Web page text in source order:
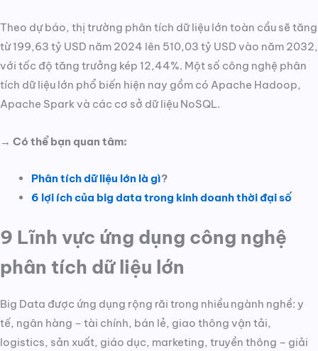
Theo dự báo, thị trường phân tích dữ liệu lớn toàn cầu sẽ tăng
từ 199,63 tỷ USD năm 2024 lên 510,03 tỷ USD vào năm 2032,
với tốc độ tăng trưởng kép 12,44%. Một số công nghệ phân
tích dữ liệu lớn phổ biến hiện nay gồm có Apache Hadoop,
Apache Spark và các cơ sở dữ liệu NoSQL.
→ Có thể bạn quan tâm:
Phân tích dữ liệu lớn là gì?
6 lợi ích của big data trong kinh doanh thời đại số
9 Lĩnh vực ứng dụng công nghệ
phân tích dữ liệu lớn
Big Data được ứng dụng rộng rãi trong nhiều ngành nghề: y
tế, ngân hàng – tài chính, bán lẻ, giao thông vận tải,
logistics, sản xuất, giáo dục, marketing, truyền thông – giải